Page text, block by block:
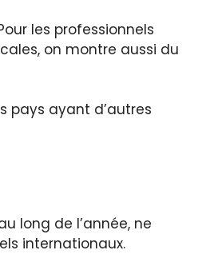
les professionnels
on montre aussi du
pays ayant d’autres
long de l’année, ne
internationaux.